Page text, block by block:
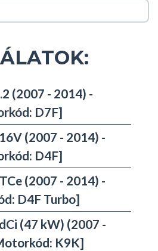
(2007 - 2014) -
D7F]
(2007 - 2014) -
D4F]
(2007 - 2014) -
D4F Turbo]
(47 kW) (2007 -
K9K]